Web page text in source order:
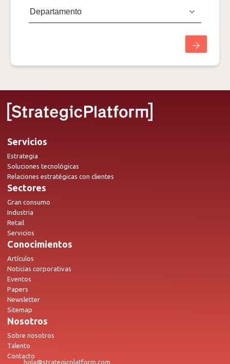
Servicios
Estrategia
Soluciones tecnológicas
Relaciones estratégicas con clientes
Sectores
Gran consumo
Industria
Retail
Servicios
Conocimientos
Artículos
Noticias corporativas
Eventos
Papers
Newsletter
Sitemap
Nosotros
Sobre nosotros
Talento
Contacto
hola@strategicplatform.com